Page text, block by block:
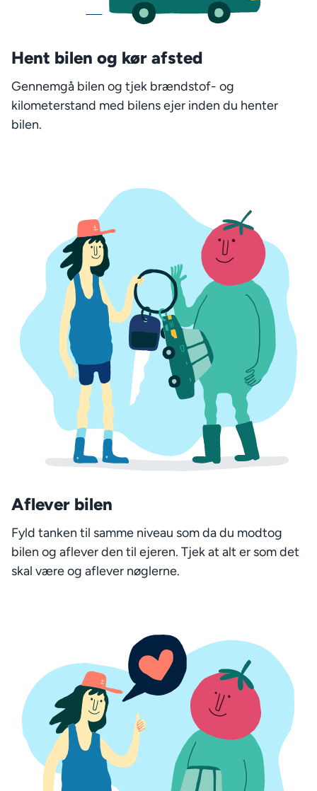
Hent bilen og kør afsted
Gennemgå bilen og tjek brændstof- og
kilometerstand med bilens ejer inden du henter
bilen.
Aflever bilen
Fyld tanken til samme niveau som da du modtog
bilen og aflever den til ejeren. Tjek at alt er som det
skal være og aflever nøglerne.